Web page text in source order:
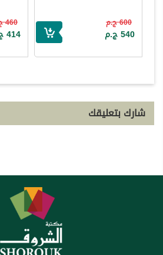
600 ج.م
540 ج.م
460 ج.م
414 ج.م
شارك بتعليقك